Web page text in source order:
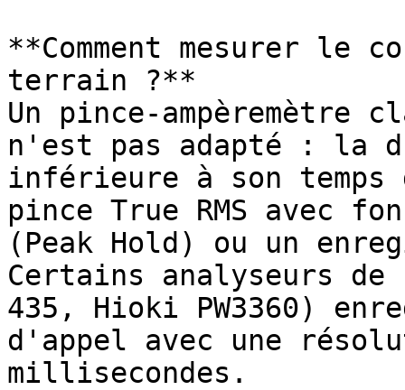
**Comment mesurer le
terrain ?**
Un pince-ampèremètre
n'est pas adapté : la
inférieure à son
pince True RMS avec
(Peak Hold) ou un
Certains analyseurs
435, Hioki PW3360)
d'appel avec une
millisecondes.